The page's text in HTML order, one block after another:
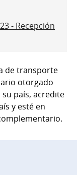
- Recepción
de transporte
otorgado
país, acredite
y esté en